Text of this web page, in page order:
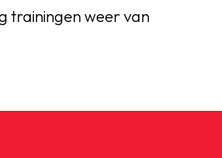
trainingen weer van